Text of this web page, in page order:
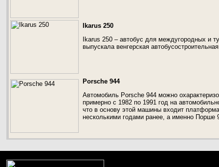
Ikarus 250
Ikarus 250 – автобус для междугородных и
выпускала венгерская
Porsche 944
Автомобиль Porsche 944 можно
примерно с 1982 по 1991 год на
что в основу этой машины входит
несколькими годами ранее, а именно Порше